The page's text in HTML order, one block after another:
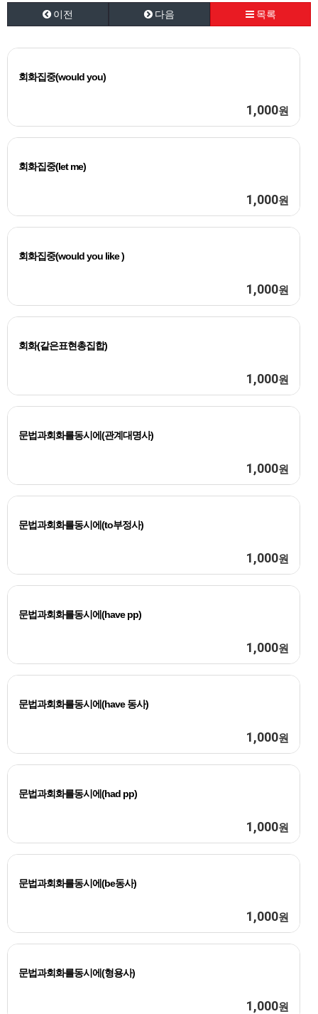
이전 다음 목록
회화집중(would you)
1,000원
회화집중(let me)
1,000원
회화집중(would you like )
1,000원
회화(같은표현총집합)
1,000원
문법과회화를동시에(관계대명사)
1,000원
문법과회화를동시에(to부정사)
1,000원
문법과회화를동시에(have pp)
1,000원
문법과회화를동시에(have 동사)
1,000원
문법과회화를동시에(had pp)
1,000원
문법과회화를동시에(be동사)
1,000원
문법과회화를동시에(형용사)
1,000원